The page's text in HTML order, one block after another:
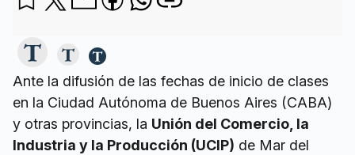
Ante la difusión de las fechas de inicio de clases
en la Ciudad Autónoma de Buenos Aires (CABA)
y otras provincias, la Unión del Comercio, la
Industria y la Producción (UCIP) de Mar del